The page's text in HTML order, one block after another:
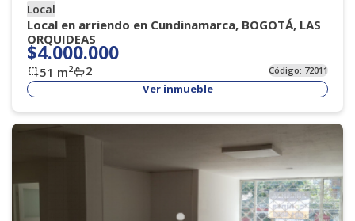
Local
Local en arriendo en Cundinamarca, BOGOTÁ, LAS
ORQUIDEAS
$4.000.000
51 m2 2 Código: 72011
Ver inmueble